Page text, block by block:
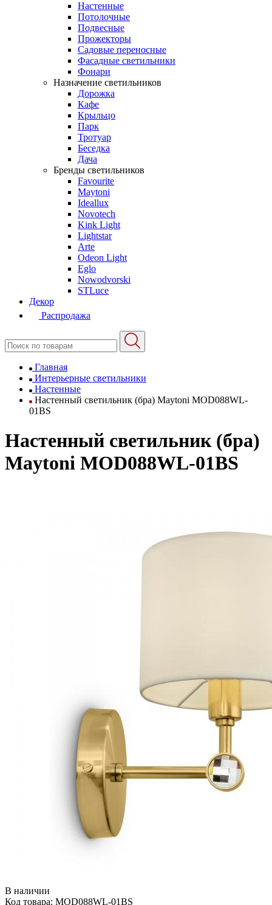
Настенные
Потолочные
Подвесные
Прожекторы
Садовые переносные
Фасадные светильники
Фонари
Назначение светильников
Дорожка
Кафе
Крыльцо
Парк
Тротуар
Беседка
Дача
Бренды светильников
Favourite
Maytoni
Ideallux
Novotech
Kink Light
Lightstar
Arte
Odeon Light
Eglo
Nowodvorski
STLuce
Декор
Распродажа
Главная
Интерьерные светильники
Настенные
Настенный светильник (бра) Maytoni MOD088WL-
01BS
Настенный светильник (бра)
Maytoni MOD088WL-01BS
В наличии
Код товара: MOD088WL-01BS